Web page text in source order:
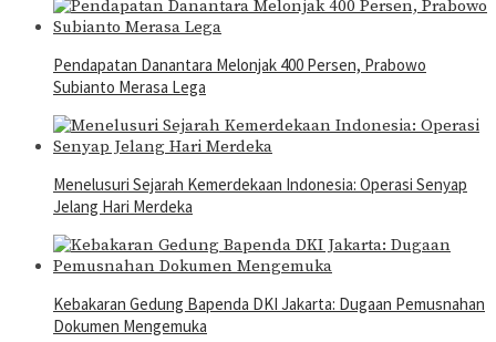
Pendapatan Danantara Melonjak 400 Persen, Prabowo
Subianto Merasa Lega
Menelusuri Sejarah Kemerdekaan Indonesia: Operasi Senyap
Jelang Hari Merdeka
Kebakaran Gedung Bapenda DKI Jakarta: Dugaan Pemusnahan
Dokumen Mengemuka